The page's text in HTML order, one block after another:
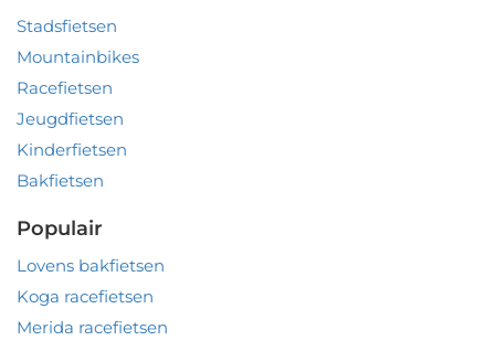
Stadsfietsen
Mountainbikes
Racefietsen
Jeugdfietsen
Kinderfietsen
Bakfietsen
Populair
Lovens bakfietsen
Koga racefietsen
Merida racefietsen